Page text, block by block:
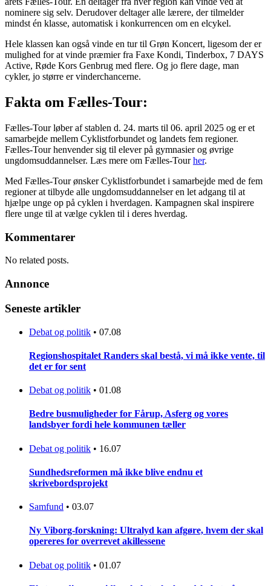
nominere sig selv. Derudover deltager alle lærere, der tilmelder
mindst én klasse, automatisk i konkurrencen om en elcykel.
Hele klassen kan også vinde en tur til Grøn Koncert, ligesom der er
mulighed for at vinde præmier fra Faxe Kondi, Tinderbox, 7 DAYS
Active, Røde Kors Genbrug med flere. Og jo flere dage, man
cykler, jo større er vinderchancerne.
Fakta om Fælles-Tour:
Fælles-Tour løber af stablen d. 24. marts til 06. april 2025 og er et
samarbejde mellem Cyklistforbundet og landets fem regioner.
Fælles-Tour henvender sig til elever på gymnasier og øvrige
ungdomsuddannelser. Læs mere om Fælles-Tourher.
Med Fælles-Tour ønsker Cyklistforbundet i samarbejde med de fem
regioner at tilbyde alle ungdomsuddannelser en let adgang til at
hjælpe unge op på cyklen i hverdagen. Kampagnen skal inspirere
flere unge til at vælge cyklen til i deres hverdag.
Kommentarer
No related posts.
Annonce
Seneste artikler
Debat og politik • 07.08
Regionshospitalet Randers skal bestå, vi må ikke vente, til
det er for sent
Debat og politik • 01.08
Bedre busmuligheder for Fårup, Asferg og vores
landsbyer fordi hele kommunen tæller
Debat og politik • 16.07
Sundhedsreformen må ikke blive endnu et
skrivebordsprojekt
Samfund • 03.07
Ny Viborg-forskning: Ultralyd kan afgøre, hvem der skal
opereres for overrevet akillessene
Debat og politik • 01.07